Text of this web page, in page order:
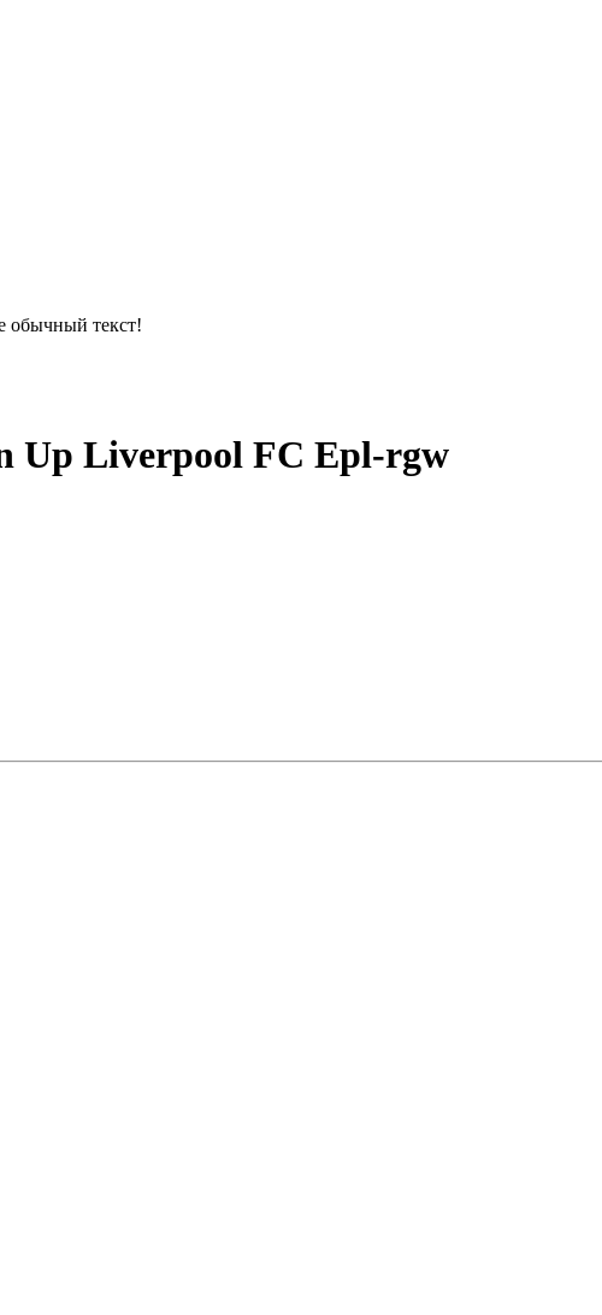
обычный текст!
Up Liverpool FC Epl-rgw